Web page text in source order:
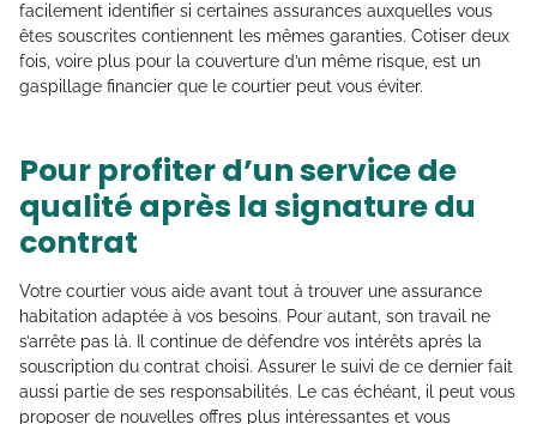
facilement identifier si certaines assurances auxquelles vous
êtes souscrites contiennent les mêmes garanties. Cotiser deux
fois, voire plus pour la couverture d’un même risque, est un
gaspillage financier que le courtier peut vous éviter.
Pour profiter d’un service de
qualité après la signature du
contrat
Votre courtier vous aide avant tout à trouver une assurance
habitation adaptée à vos besoins. Pour autant, son travail ne
s’arrête pas là. Il continue de défendre vos intérêts après la
souscription du contrat choisi. Assurer le suivi de ce dernier fait
aussi partie de ses responsabilités. Le cas échéant, il peut vous
proposer de nouvelles offres plus intéressantes et vous